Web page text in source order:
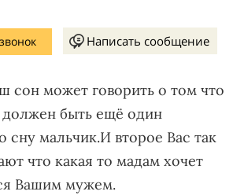
Написать сообщение
сон может говорить о том что
быть ещё один
сну мальчик.И второе Вас так
что какая то мадам хочет
Вашим мужем.